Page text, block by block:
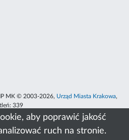
aby poprawić jakość
ruch na stronie.
MK © 2003-2026, Urząd Miasta Krakowa,
339